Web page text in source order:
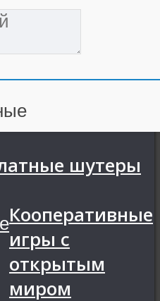
шутеры
Кооперативные
игры с
открытым
миром